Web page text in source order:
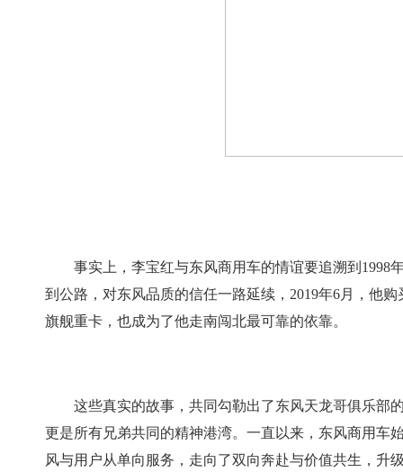
事实上，李宝红与东风商用车的情谊要追溯到1998
到公路，对东风品质的信任一路延续，2019年6月，他
旗舰重卡，也成为了他走南闯北最可靠的依靠。
这些真实的故事，共同勾勒出了东风天龙哥俱乐
更是所有兄弟共同的精神港湾。一直以来，东风商用车
风与用户从单向服务，走向了双向奔赴与价值共生，升